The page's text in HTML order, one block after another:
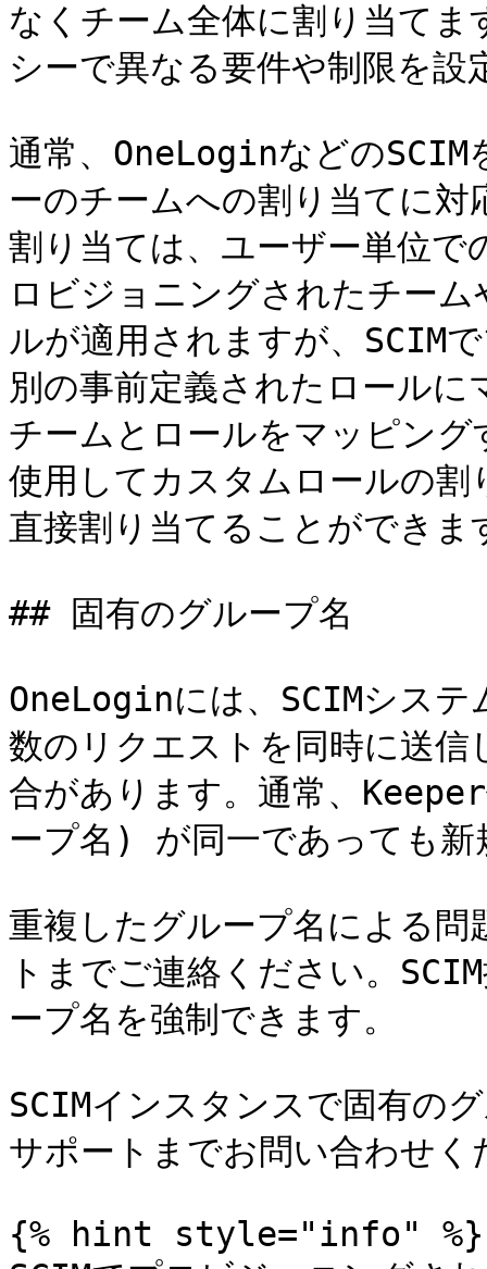
なくチーム全体に割り当て
シーで異なる要件や制限を設
通常、OneLoginなどの
ーのチームへの割り当てに
割り当ては、ユーザー単位で
ロビジョニングされたチー
ルが適用されますが、SCIM
別の事前定義されたロール
チームとロールをマッピン
使用してカスタムロールの
直接割り当てることができま
## 固有のグループ名
OneLoginには、SCIMシステ
数のリクエストを同時に送
合があります。通常、
ープ名) が同一であっても新
重複したグループ名による
トまでご連絡ください。
ープ名を強制できます。
SCIMインスタンスで固有の
サポートまでお問い合わせく
{% hint style="info" %}